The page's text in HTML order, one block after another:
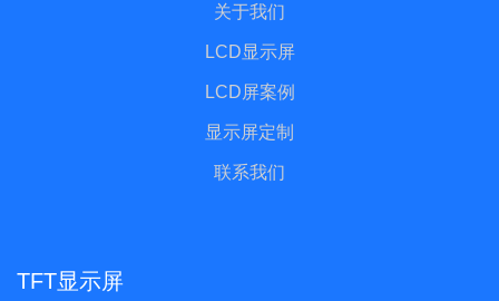
关于我们
LCD显示屏
LCD屏案例
显示屏定制
联系我们
TFT显示屏